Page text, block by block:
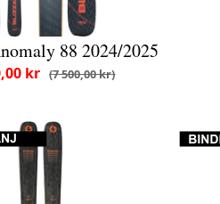
88 2024/2025
7 500,00 kr
kr